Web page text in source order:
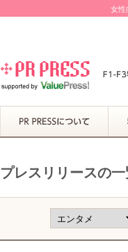
女性
プレスリリースの一